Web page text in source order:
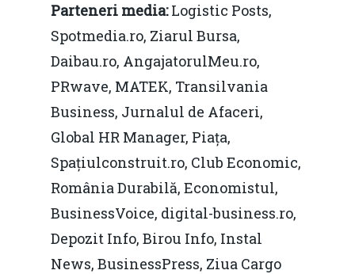
Parteneri media:Logistic Posts,
Spotmedia.ro, Ziarul Bursa,
Daibau.ro, AngajatorulMeu.ro,
PRwave, MATEK, Transilvania
Business, Jurnalul de Afaceri,
Global HR Manager, Piața,
Spațiulconstruit.ro, Club Economic,
România Durabilă, Economistul,
BusinessVoice, digital-business.ro,
Depozit Info, Birou Info, Instal
News, BusinessPress, Ziua Cargo
Fiscalitate pentru o
Durabilă
Martie 2016
Decembrie 2015
Agribusiness
Energia
Construcții și
pentru o Românie